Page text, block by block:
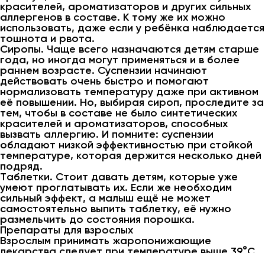
красителей, ароматизаторов и других сильных
аллергенов в составе. К тому же их можно
использовать, даже если у ребёнка наблюдается
тошнота и рвота.
Сиропы. Чаще всего назначаются детям старше
года, но иногда могут применяться и в более
раннем возрасте. Суспензии начинают
действовать очень быстро и помогают
нормализовать температуру даже при активном
её повышении. Но, выбирая сироп, проследите за
тем, чтобы в составе не было синтетических
красителей и ароматизаторов, способных
вызвать аллергию. И помните: суспензии
обладают низкой эффективностью при стойкой
температуре, которая держится несколько дней
подряд.
Таблетки. Стоит давать детям, которые уже
умеют проглатывать их. Если же необходим
сильный эффект, а малыш ещё не может
самостоятельно выпить таблетку, её нужно
размельчить до состояния порошка.
Препараты для взрослых
Взрослым принимать жаропонижающие